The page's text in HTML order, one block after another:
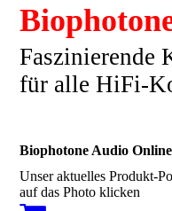
Faszinierende
für alle HiFi-
Biophotone Audio
Unser aktuelles Produkt-
auf das Photo klicken